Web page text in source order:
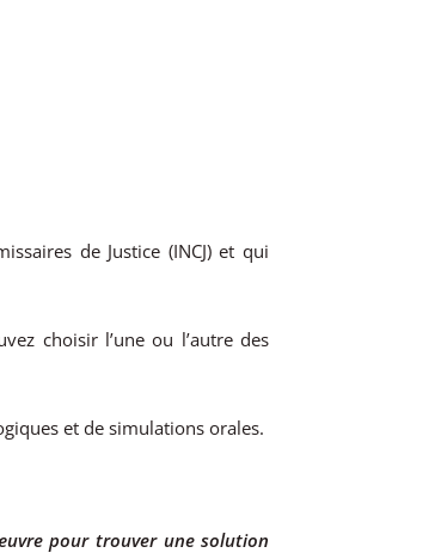
de Justice (INCJ) et qui
choisir l’une ou l’autre des
et de simulations orales.
pour trouver une solution